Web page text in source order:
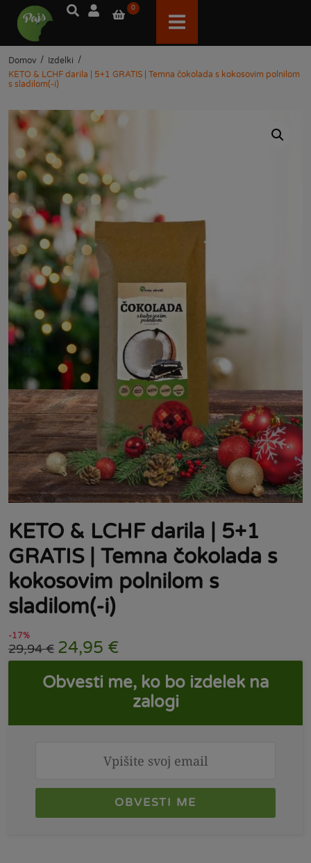
0
Domov / Izdelki /
KETO & LCHF darila | 5+1 GRATIS | Temna čokolada s kokosovim polnilom
s sladilom(-i)
KETO & LCHF darila | 5+1
GRATIS | Temna čokolada s
kokosovim polnilom s
sladilom(-i)
-17%
29,94€ 24,95 €
Obvesti me, ko bo izdelek na
zalogi
OBVESTI ME